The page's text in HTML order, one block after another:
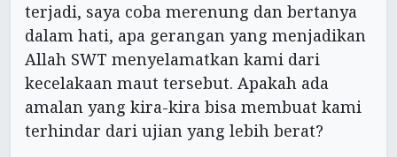
terjadi, saya coba merenung dan bertanya
dalam hati, apa gerangan yang menjadikan
Allah SWT menyelamatkan kami dari
kecelakaan maut tersebut. Apakah ada
amalan yang kira-kira bisa membuat kami
terhindar dari ujian yang lebih berat?